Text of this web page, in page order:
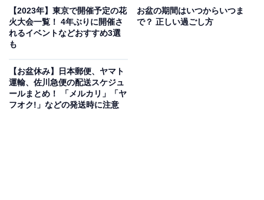
している企業が多い。
「刺身の日」
身」の文字が残る最古の文献とされることから。
「すいとんで平和を学ぶ日」
【2023年】東京で開催予定の花
火大会一覧！ 4年ぶりに開催さ
れるイベントなどおすすめ3選
も
お盆の期間はいつからいつま
で？ 正しい過ごし方
【お盆休み】日本郵便、ヤマト
運輸、佐川急便の配送スケジュ
ールまとめ！ 「メルカリ」「ヤ
フオク!」などの発送時に注意